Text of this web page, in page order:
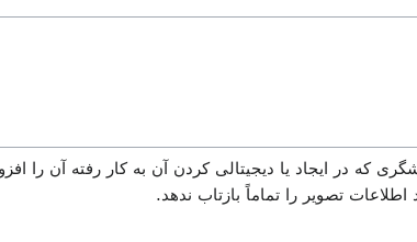
که در ایجاد یا دیجیتالی کردن آن به کار رفته آن را
تصویر را تماماً بازتاب ندهد.